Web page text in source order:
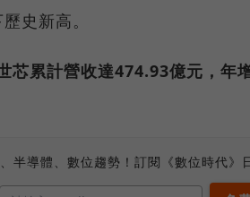
史新高。
芯累計營收達474.93億元，年
半導體、數位趨勢！訂閱《數位時代》